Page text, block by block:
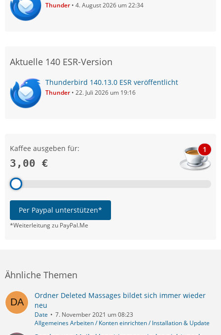
Thunder 4. August 2026 um 22:34
Aktuelle 140 ESR-Version
Thunderbird 140.13.0 ESR veröffentlicht
Thunder 22. Juli 2026 um 19:16
Kaffee ausgeben für:
3,00 €
1
Per Paypal unterstützen*
*Weiterleitung zu PayPal.Me
Ähnliche Themen
Ordner Deleted Massages bildet sich immer wieder
neu
Date
7. November 2021 um 08:23
Allgemeines Arbeiten / Konten einrichten / Installation & Update